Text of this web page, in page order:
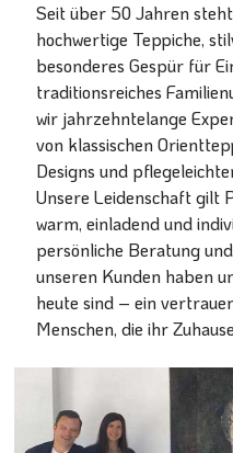
Seit über 50 Jahren
hochwertige Teppiche,
besonderes Gespür für
traditionsreiches
wir jahrzehntelange
von klassischen
Designs und
Unsere Leidenschaft gilt
warm, einladend und
persönliche Beratung
unseren Kunden haben
heute sind – ein
Menschen, die ihr